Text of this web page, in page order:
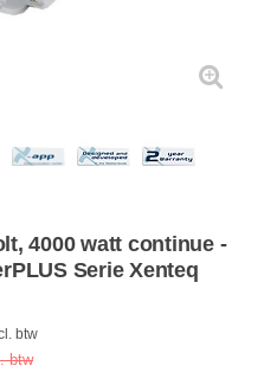
4000 watt continue -
Serie Xenteq
btw
btw